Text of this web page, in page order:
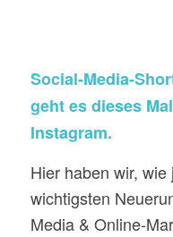
Social-Media-
geht es dieses
Instagram.
Hier haben wir,
wichtigsten
Media & Online-